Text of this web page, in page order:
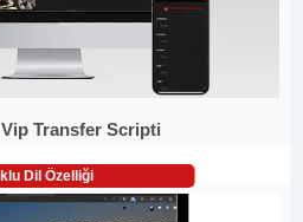
Vip Transfer Scripti
Dil Özelliği